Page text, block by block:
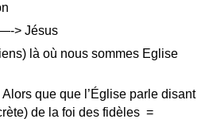
> Jésus
là où nous sommes Eglise
que que l’Église parle disant
de la foi des fidèles =